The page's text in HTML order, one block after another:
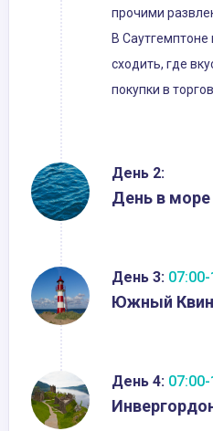
прочими
В Саутгемптоне
сходить, где
покупки в
День 2:
День в
День 3:
Южный
День 4: